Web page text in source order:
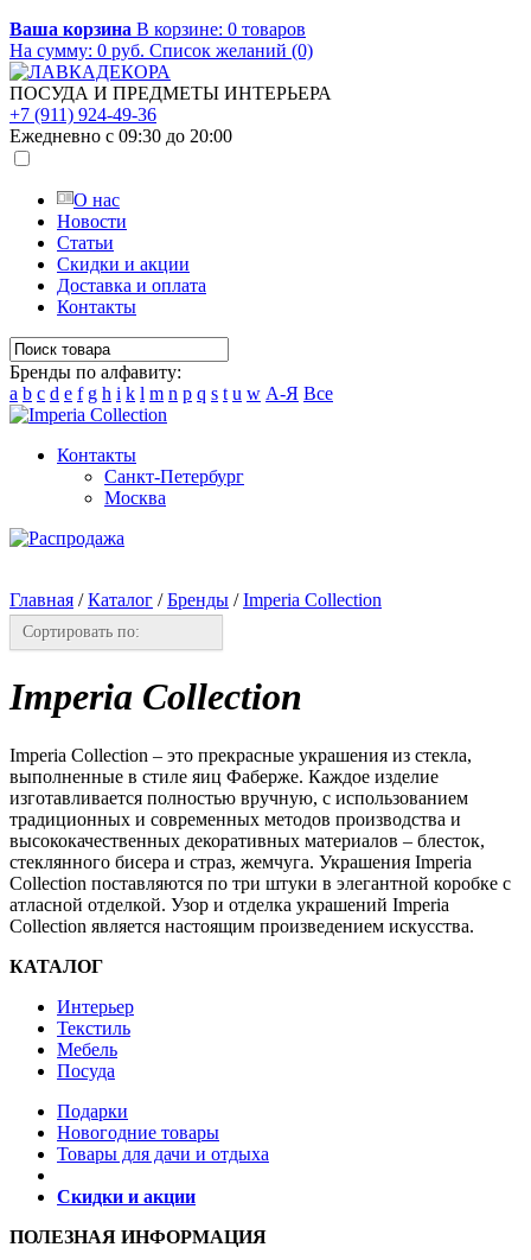
Ваша корзина В корзине: 0 товаров
На сумму: 0 руб. Список желаний (0)
ПОСУДА И ПРЕДМЕТЫ ИНТЕРЬЕРА
+7 (911) 924-49-36
Ежедневно с 09:30 до 20:00
О нас
Новости
Статьи
Скидки и акции
Доставка и оплата
Контакты
Бренды по алфавиту:
a b c d e f g h i k l m n p q s t u w А-Я Все
Контакты
Санкт-Петербург
Москва
Главная /Каталог /Бренды /Imperia Collection
Сортировать по:
Imperia Collection
Imperia Collection – это прекрасные украшения из стекла,
выполненные в стиле яиц Фаберже. Каждое изделие
изготавливается полностью вручную, с использованием
традиционных и современных методов производства и
высококачественных декоративных материалов – блесток,
стеклянного бисера и страз, жемчуга. Украшения Imperia
Collection поставляются по три штуки в элегантной коробке с
атласной отделкой. Узор и отделка украшений Imperia
Collection является настоящим произведением искусства.
КАТАЛОГ
Интерьер
Текстиль
Мебель
Посуда
Подарки
Новогодние товары
Товары для дачи и отдыха
Скидки и акции
ПОЛЕЗНАЯ ИНФОРМАЦИЯ